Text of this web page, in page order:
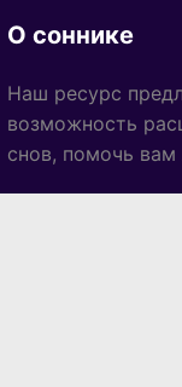
О соннике
Наш ресурс
возможность
снов, помочь